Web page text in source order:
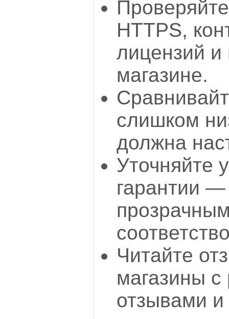
HTTPS,
лицензий
магазине.
слишком
должна
Уточняйте
гарантии
Читайте
магазины
отзывами и